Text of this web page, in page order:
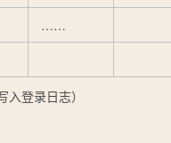
……
登录日志）